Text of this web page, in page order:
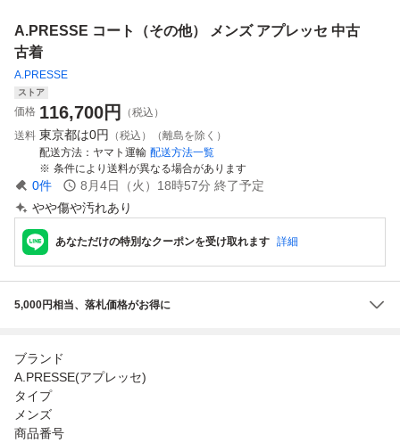
緑 21AAP-03-06H
A.PRESSE コート（その他） メンズ アプレッセ 中古
古着
A.PRESSE
ストア
価格 116,700円
（税込）
送料 東京都は0円
（税込）（離島を除く）
配送方法
ヤマト運輸 配送方法一覧
条件により送料が異なる場合があります
0件 8月4日（火）18時57分 終了予定
やや傷や汚れあり
あなただけの特別なクーポンを受け取れます 詳細
5,000円相当、落札価格がお得に
ブランド
A.PRESSE(アプレッセ)
タイプ
メンズ
商品番号